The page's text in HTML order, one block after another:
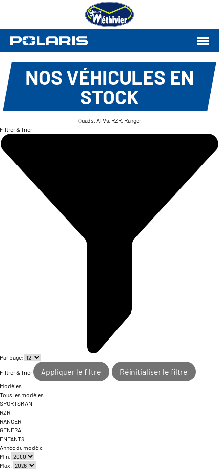
NOS VÉHICULES EN
STOCK
Quads, ATVs, RZR, Ranger
Filtrer & Trier
Par page:
Filtrer & Trier Appliquer le filtre Réinitialiser le filtre
Modèles
Tous les modèles
SPORTSMAN
RZR
RANGER
GENERAL
ENFANTS
Année du modèle
Min.
Max.